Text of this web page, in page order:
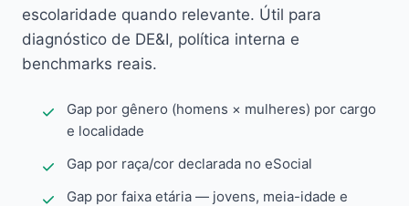
escolaridade quando relevante. Útil para
diagnóstico de DE&I, política interna e
benchmarks reais.
Gap por gênero (homens × mulheres) por cargo
e localidade
Gap por raça/cor declarada no eSocial
Gap por faixa etária — jovens, meia-idade e